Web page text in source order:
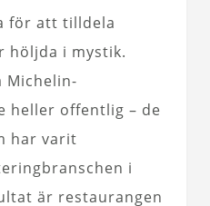
för att tilldela
höljda i mystik.
Michelin-
heller offentlig – de
har varit
i
är restaurangen